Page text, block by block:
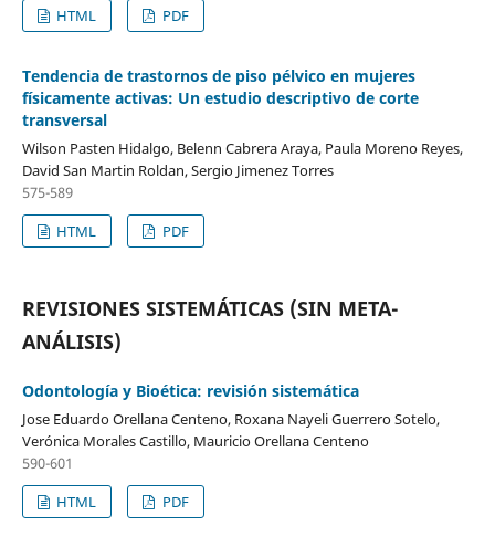
HTML
PDF
Tendencia de trastornos de piso pélvico en mujeres
físicamente activas: Un estudio descriptivo de corte
transversal
Wilson Pasten Hidalgo, Belenn Cabrera Araya, Paula Moreno Reyes,
David San Martin Roldan, Sergio Jimenez Torres
575-589
HTML
PDF
REVISIONES SISTEMÁTICAS (SIN META-
ANÁLISIS)
Odontología y Bioética: revisión sistemática
Jose Eduardo Orellana Centeno, Roxana Nayeli Guerrero Sotelo,
Verónica Morales Castillo, Mauricio Orellana Centeno
590-601
HTML
PDF